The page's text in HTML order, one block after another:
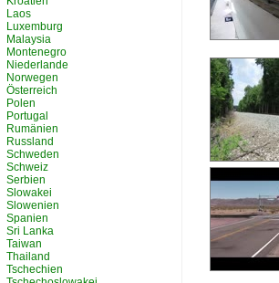
Laos
Luxemburg
Malaysia
Montenegro
Niederlande
Norwegen
Österreich
Polen
Portugal
Rumänien
Russland
Schweden
Schweiz
Serbien
Slowakei
Slowenien
Spanien
Sri Lanka
Taiwan
Thailand
Tschechien